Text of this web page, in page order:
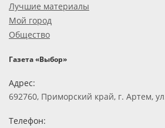
Лучшие материалы
Мой город
Общество
Газета «Выбор»
Адрес:
692760, Приморский край, г. Артем,
Телефон: